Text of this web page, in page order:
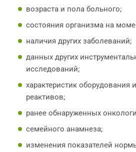
возраста и пола больного;
состояния организма на
наличия других заболеваний;
данных других
исследований;
характеристик
реактивов;
ранее обнаруженных
семейного анамнеза;
изменения показателей